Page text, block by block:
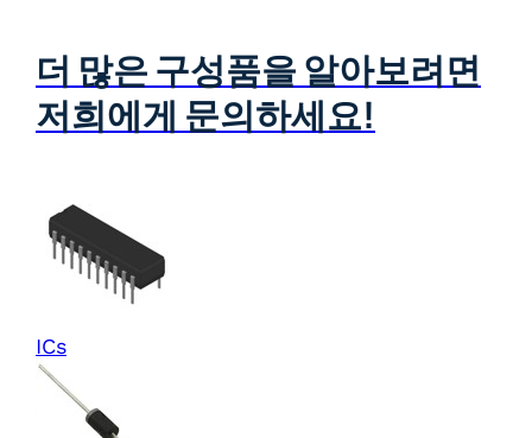
더 많은 구성품을 알아보려면
저희에게 문의하세요!
ICs